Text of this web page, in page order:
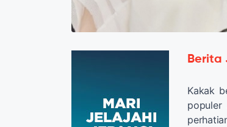
Berita
Kakak
populer